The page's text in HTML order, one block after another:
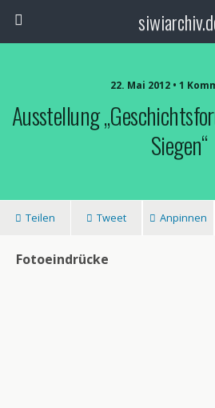
22. Mai 2012 • 1
Ausstellung
Siegen“
Teilen Tweet Anpinnen
Fotoeindrücke